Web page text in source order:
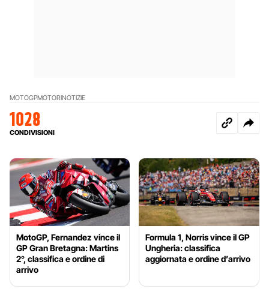
MOTOGPMOTORINOTIZIE
1028
CONDIVISIONI
MotoGP, Fernandez vince il
GP Gran Bretagna: Martins
2°, classifica e ordine di
arrivo
Formula 1, Norris vince il GP
Ungheria: classifica
aggiornata e ordine d’arrivo